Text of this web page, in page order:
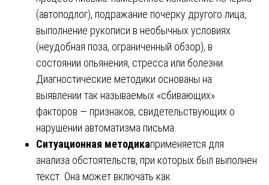
(автоподлог), подражание почерку другого лица,
выполнение рукописи в необычных условиях
(неудобная поза, ограниченный обзор), в
состоянии опьянения, стресса или болезни.
Диагностические методики основаны на
выявлении так называемых «сбивающих»
факторов — признаков, свидетельствующих о
нарушении автоматизма письма.
Ситуационная методикаприменяется для
анализа обстоятельств, при которых был выполнен
текст. Она может включать как